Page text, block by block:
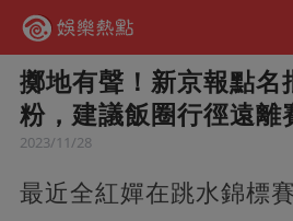
擲地有聲！新京報點名
粉，建議飯圈行徑遠離
2023/11/28
最近全紅嬋在跳水錦標